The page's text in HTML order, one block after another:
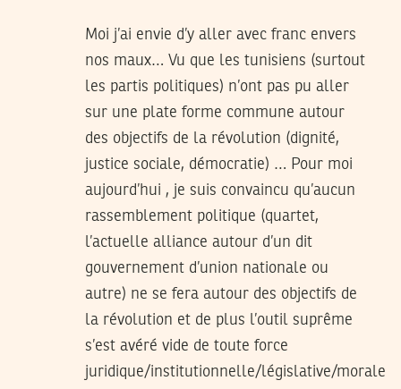
Moi j’ai envie d’y aller avec franc envers
nos maux… Vu que les tunisiens (surtout
les partis politiques) n’ont pas pu aller
sur une plate forme commune autour
des objectifs de la révolution (dignité,
justice sociale, démocratie) … Pour moi
aujourd’hui , je suis convaincu qu’aucun
rassemblement politique (quartet,
l’actuelle alliance autour d’un dit
gouvernement d’union nationale ou
autre) ne se fera autour des objectifs de
la révolution et de plus l’outil suprême
s’est avéré vide de toute force
juridique/institutionnelle/législative/morale